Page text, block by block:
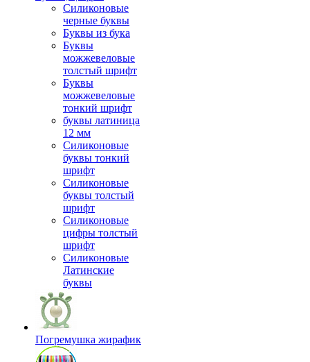
Силиконовые
черные буквы
Буквы из бука
Буквы
можжевеловые
толстый шрифт
Буквы
можжевеловые
тонкий шрифт
буквы латиница
12 мм
Силиконовые
буквы тонкий
шрифт
Силиконовые
буквы толстый
шрифт
Силиконовые
цифры толстый
шрифт
Силиконовые
Латинские
буквы
Погремушка жирафик